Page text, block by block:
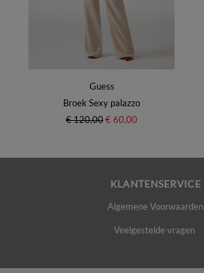
Guess
Broek Sexy palazzo
€ 120,00€ 60,00
KLANTENSERVICE
Algemene Voorwaarden
Veelgestelde vragen